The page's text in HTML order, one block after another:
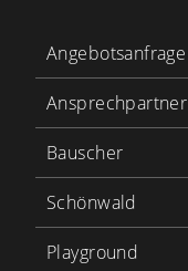
Angebotsanfrage
Ansprechpartner
Bauscher
Schönwald
Playground